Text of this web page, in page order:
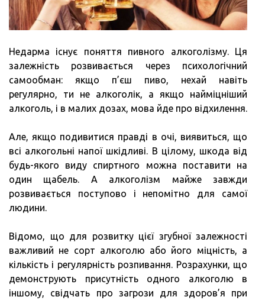
Недарма існує поняття пивного алкоголізму. Ця
залежність розвивається через психологічний
самообман: якщо п’єш пиво, нехай навіть
регулярно, ти не алкоголік, а якщо найміцніший
алкоголь, і в малих дозах, мова йде про відхилення.
Але, якщо подивитися правді в очі, виявиться, що
всі алкогольні напої шкідливі. В цілому, шкода від
будь-якого виду спиртного можна поставити на
один щабель. А алкоголізм майже завжди
розвивається поступово і непомітно для самої
людини.
Відомо, що для розвитку цієї згубної залежності
важливий не сорт алкоголю або його міцність, а
кількість і регулярність розпивання. Розрахунки, що
демонструють присутність одного алкоголю в
іншому, свідчать про загрози для здоров’я при